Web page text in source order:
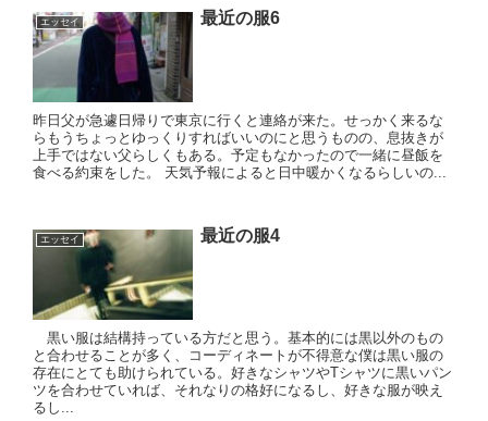
エッセイ 最近の服6
昨日父が急遽日帰りで東京に行くと連絡が来た。せっかく来るな
らもうちょっとゆっくりすればいいのにと思うものの、息抜きが
上手ではない父らしくもある。予定もなかったので一緒に昼飯を
食べる約束をした。 天気予報によると日中暖かくなるらしいの...
エッセイ 最近の服4
黒い服は結構持っている方だと思う。基本的には黒以外のもの
と合わせることが多く、コーディネートが不得意な僕は黒い服の
存在にとても助けられている。好きなシャツやTシャツに黒いパン
ツを合わせていれば、それなりの格好になるし、好きな服が映え
るし...